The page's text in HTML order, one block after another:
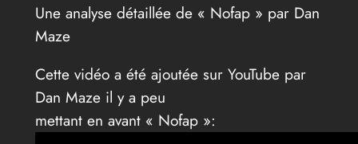
Une analyse détaillée de « Nofap » par Dan
Maze
Cette vidéo a été ajoutée sur YouTube par
Dan Maze il y a peu
mettant en avant « Nofap »: